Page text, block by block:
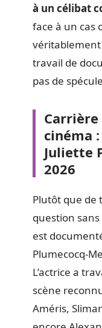
à un célibat
face à un cas
véritablement
travail de
pas de
cinéma
Juliette
2026
Plutôt que de
question
est
Plumecocq-
L’actrice a
scène
Améris,